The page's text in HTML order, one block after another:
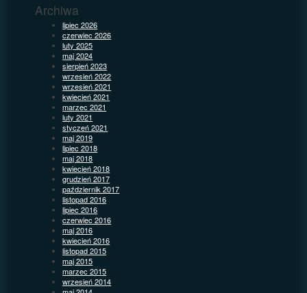
Archiwa
lipiec 2026
czerwiec 2026
luty 2025
maj 2024
sierpień 2023
wrzesień 2022
wrzesień 2021
kwiecień 2021
marzec 2021
luty 2021
styczeń 2021
maj 2019
lipiec 2018
maj 2018
kwiecień 2018
grudzień 2017
październik 2017
listopad 2016
lipiec 2016
czerwiec 2016
maj 2016
kwiecień 2016
listopad 2015
maj 2015
marzec 2015
wrzesień 2014